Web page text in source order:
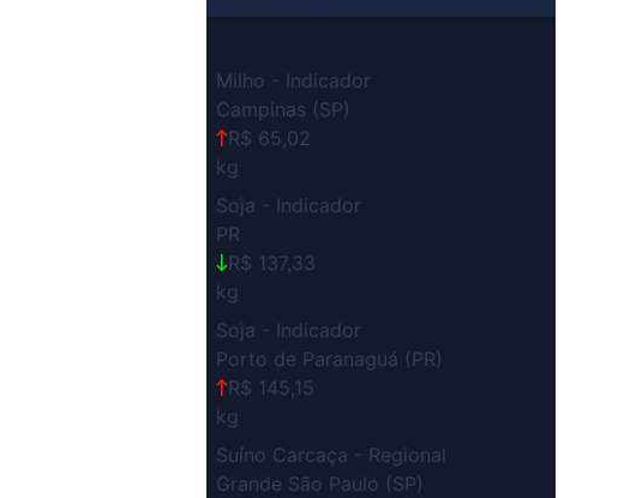
Milho - Indicador
Campinas (SP)
R$ 65,02
kg
Soja - Indicador
PR
R$ 137,33
kg
Soja - Indicador
Porto de Paranaguá (PR)
R$ 145,15
kg
Suíno Carcaça - Regional
Grande São Paulo (SP)